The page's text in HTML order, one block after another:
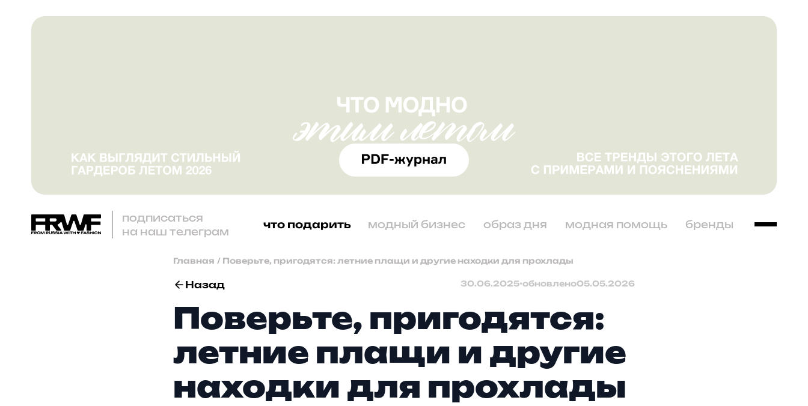
подписаться
на наш телеграм
что подарить модный бизнес образ дня модная помощь бренды
Главная / Поверьте, пригодятся: летние плащи и другие находки для прохлады
Назад 30.06.2025•обновлено05.05.2026
Поверьте, пригодятся:
летние плащи и другие
находки для прохлады